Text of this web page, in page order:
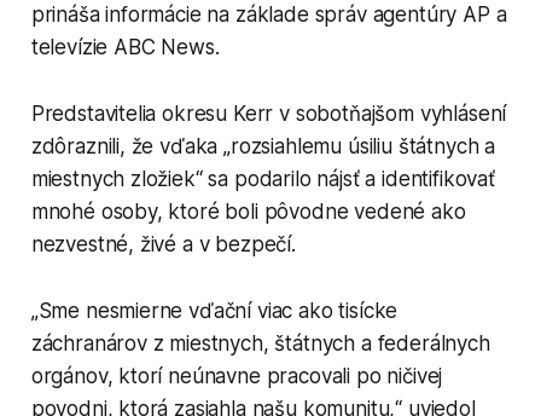
prináša informácie na základe správ agentúry AP a
televízie ABC News.
Predstavitelia okresu Kerr v sobotňajšom vyhlásení
zdôraznili, že vďaka „rozsiahlemu úsiliu štátnych a
miestnych zložiek“ sa podarilo nájsť a identifikovať
mnohé osoby, ktoré boli pôvodne vedené ako
nezvestné, živé a v bezpečí.
„Sme nesmierne vďační viac ako tisícke
záchranárov z miestnych, štátnych a federálnych
orgánov, ktorí neúnavne pracovali po ničivej
povodni, ktorá zasiahla našu komunitu,“ uviedol